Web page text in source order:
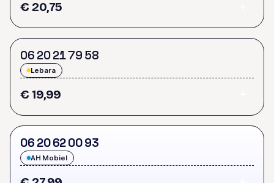
€ 20,75
06 202179 58
Lebara
€ 19,99
06 20620093
AH Mobiel